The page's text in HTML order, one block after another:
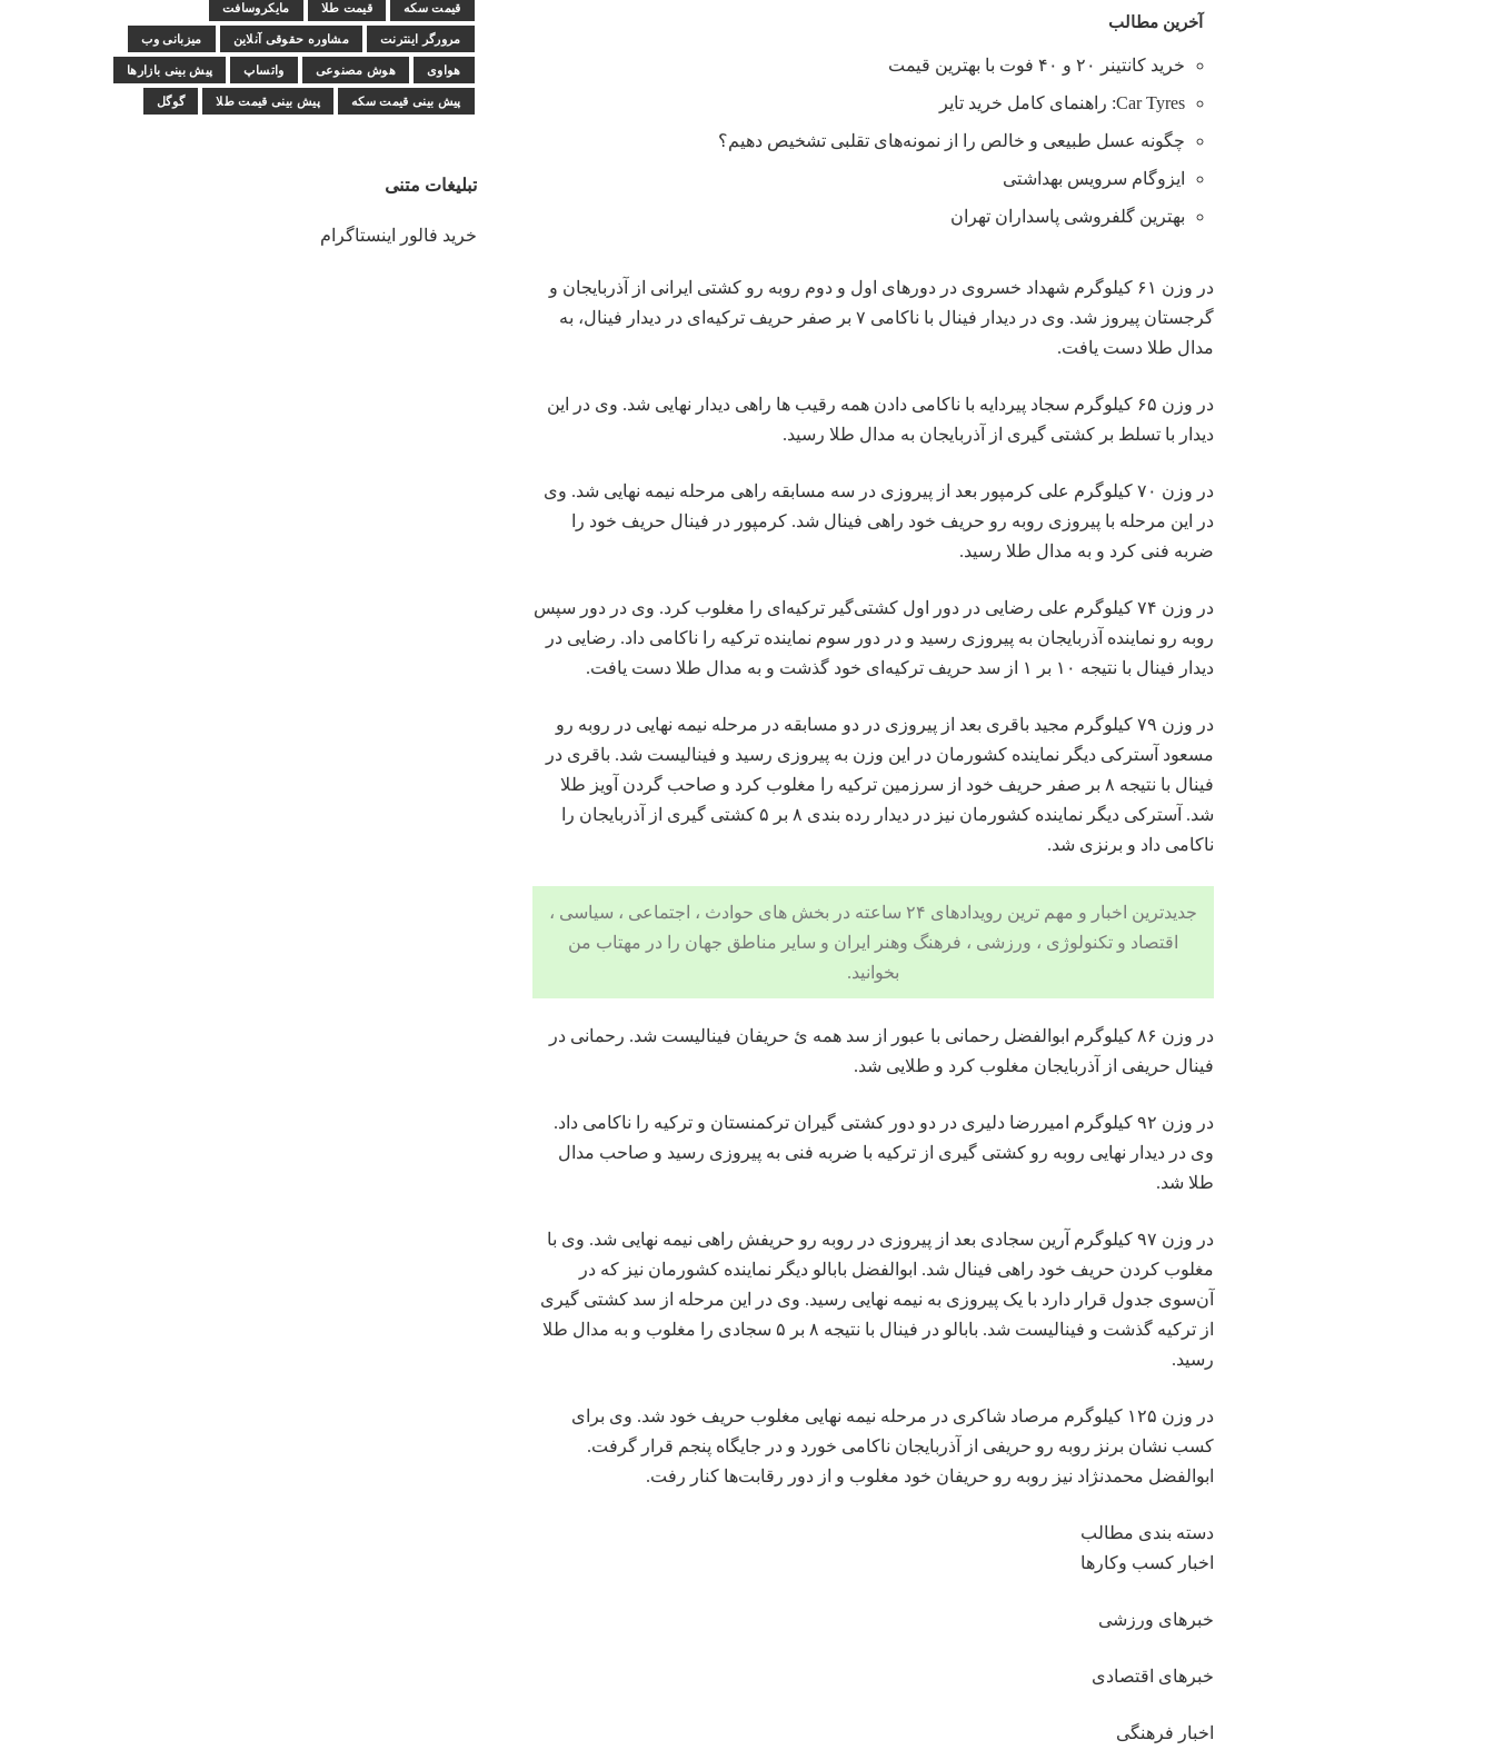
آخرین مطالب
خرید کانتینر ۲۰ و ۴۰ فوت با بهترین قیمت
Car Tyres: راهنمای کامل خرید تایر
چگونه عسل طبیعی و خالص را از نمونه‌های تقلبی تشخیص دهیم؟
ایزوگام سرویس بهداشتی
بهترین گلفروشی پاسداران تهران
در وزن ۶۱ کیلوگرم شهداد خسروی در دورهای اول و دوم روبه رو کشتی ایرانی از آذربایجان و
گرجستان پیروز شد. وی در دیدار فینال با ناکامی ۷ بر صفر حریف ترکیه‌ای در دیدار فینال، به
مدال طلا دست یافت.
در وزن ۶۵ کیلوگرم سجاد پیردایه با ناکامی دادن همه رقیب ها راهی دیدار نهایی شد. وی در این
دیدار با تسلط بر کشتی گیری از آذربایجان به مدال طلا رسید.
در وزن ۷۰ کیلوگرم علی کرمپور بعد از پیروزی در سه مسابقه راهی مرحله نیمه نهایی شد. وی
در این مرحله با پیروزی روبه رو حریف خود راهی فینال شد. کرمپور در فینال حریف خود را
ضربه فنی کرد و به مدال طلا رسید.
در وزن ۷۴ کیلوگرم علی رضایی در دور اول کشتی‌گیر ترکیه‌ای را مغلوب کرد. وی در دور سپس
روبه رو نماینده آذربایجان به پیروزی رسید و در دور سوم نماینده ترکیه را ناکامی داد. رضایی در
دیدار فینال با نتیجه ۱۰ بر ۱ از سد حریف ترکیه‌ای خود گذشت و به مدال طلا دست یافت.
در وزن ۷۹ کیلوگرم مجید باقری بعد از پیروزی در دو مسابقه در مرحله نیمه نهایی در روبه رو
مسعود آسترکی دیگر نماینده کشورمان در این وزن به پیروزی رسید و فینالیست شد. باقری در
فینال با نتیجه ۸ بر صفر حریف خود از سرزمین ترکیه را مغلوب کرد و صاحب گردن آویز طلا
شد. آسترکی دیگر نماینده کشورمان نیز در دیدار رده بندی ۸ بر ۵ کشتی گیری از آذربایجان را
ناکامی داد و برنزی شد.
جدیدترین اخبار و مهم ترین رویدادهای ۲۴ ساعته در بخش های حوادث ، اجتماعی ، سیاسی ،
اقتصاد وتکنولوژی ، ورزشی ، فرهنگ وهنر ایران و سایر مناطق جهان را در مهتاب من
بخوانید.
در وزن ۸۶ کیلوگرم ابوالفضل رحمانی با عبور از سد همه ئ حریفان فینالیست شد. رحمانی در
فینال حریفی از آذربایجان مغلوب کرد و طلایی شد.
در وزن ۹۲ کیلوگرم امیررضا دلیری در دو دور کشتی گیران ترکمنستان و ترکیه را ناکامی داد.
وی در دیدار نهایی روبه رو کشتی گیری از ترکیه با ضربه فنی به پیروزی رسید و صاحب مدال
طلا شد.
در وزن ۹۷ کیلوگرم آرین سجادی بعد از پیروزی در روبه رو حریفش راهی نیمه نهایی شد. وی با
مغلوب کردن حریف خود راهی فینال شد. ابوالفضل بابالو دیگر نماینده کشورمان نیز که در
آن‌سوی جدول قرار دارد با یک پیروزی به نیمه نهایی رسید. وی در این مرحله از سد کشتی گیری
از ترکیه گذشت و فینالیست شد. بابالو در فینال با نتیجه ۸ بر ۵ سجادی را مغلوب و به مدال طلا
رسید.
در وزن ۱۲۵ کیلوگرم مرصاد شاکری در مرحله نیمه نهایی مغلوب حریف خود شد. وی برای
کسب نشان برنز روبه رو حریفی از آذربایجان ناکامی خورد و در جایگاه پنجم قرار گرفت.
ابوالفضل محمدنژاد نیز روبه رو حریفان خود مغلوب و از دور رقابت‌ها کنار رفت.
دسته بندی مطالب
اخبار کسب وکارها
خبرهای ورزشی
خبرهای اقتصادی
اخبار فرهنگی
قیمت سکه قیمت طلا مایکروسافت
مرورگر اینترنت مشاوره حقوقی آنلاین میزبانی وب
هواوی هوش مصنوعی واتساپ پیش بینی بازارها
پیش بینی قیمت سکه پیش بینی قیمت طلا گوگل
تبلیغات متنی
خرید فالور اینستاگرام